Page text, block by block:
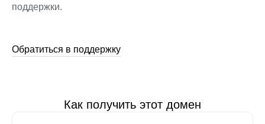
поддержки.
Обратиться в поддержку
Как получить этот домен